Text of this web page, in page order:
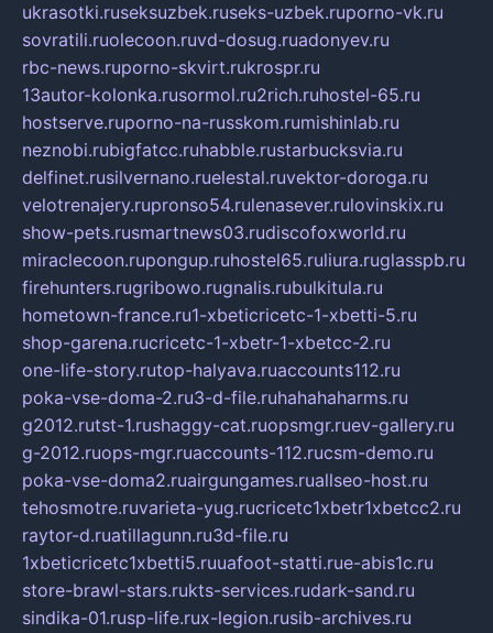
ukrasotki.ruseksuzbek.ruseks-uzbek.ruporno-vk.ru
sovratili.ruolecoon.ruvd-dosug.ruadonyev.ru
rbc-news.ruporno-skvirt.rukrospr.ru
13autor-kolonka.rusormol.ru2rich.ruhostel-65.ru
hostserve.ruporno-na-russkom.rumishinlab.ru
neznobi.rubigfatcc.ruhabble.rustarbucksvia.ru
delfinet.rusilvernano.ruelestal.ruvektor-doroga.ru
velotrenajery.rupronso54.rulenasever.rulovinskix.ru
show-pets.rusmartnews03.rudiscofoxworld.ru
miraclecoon.rupongup.ruhostel65.ruliura.ruglasspb.ru
firehunters.rugribowo.rugnalis.rubulkitula.ru
hometown-france.ru1-xbeticricetc-1-xbetti-5.ru
shop-garena.rucricetc-1-xbetr-1-xbetcc-2.ru
one-life-story.rutop-halyava.ruaccounts112.ru
poka-vse-doma-2.ru3-d-file.ruhahahaharms.ru
g2012.rutst-1.rushaggy-cat.ruopsmgr.ruev-gallery.ru
g-2012.ruops-mgr.ruaccounts-112.rucsm-demo.ru
poka-vse-doma2.ruairgungames.ruallseo-host.ru
tehosmotre.ruvarieta-yug.rucricetc1xbetr1xbetcc2.ru
raytor-d.ruatillagunn.ru3d-file.ru
1xbeticricetc1xbetti5.ruuafoot-statti.rue-abis1c.ru
store-brawl-stars.rukts-services.rudark-sand.ru
sindika-01.rusp-life.rux-legion.rusib-archives.ru